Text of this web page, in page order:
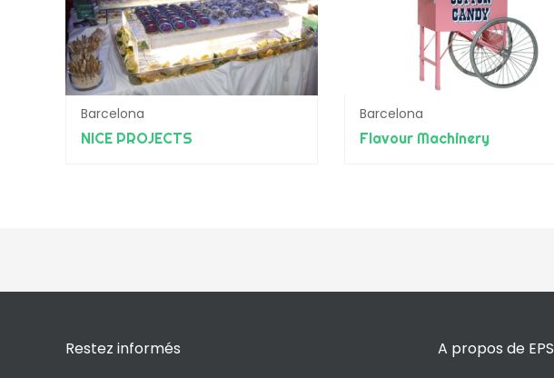
Barcelona
NICE PROJECTS
Barcelona
Flavour Machinery
Restez informés A propos de EPS